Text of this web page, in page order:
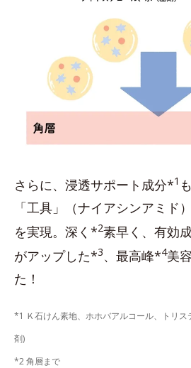
さらに、浸透サポート成分*1
「工具」（ナイアシンアミド
を実現。深く*2素早く、有効
がアップした*3、最高峰*4美
た！
*1 Ｋ石けん素地、ホホバアルコール、トリス
剤)
*2 角層まで